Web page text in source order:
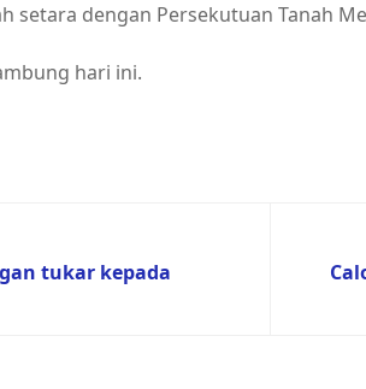
setara dengan Persekutuan Tanah
hari ini.
tukar kepada